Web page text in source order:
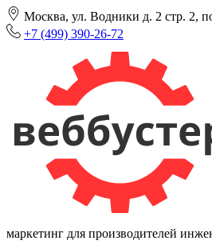
Москва, ул. Водники д. 2 стр. 2,
+7 (499) 390-26-72
маркетинг для производителей